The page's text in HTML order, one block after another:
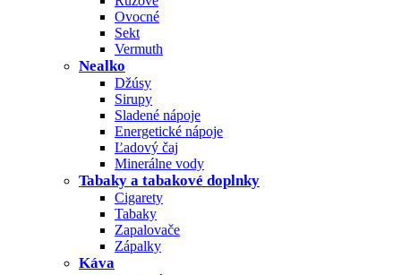
Ovocné
Sekt
Vermuth
Nealko
Džúsy
Sirupy
Sladené nápoje
Energetické nápoje
Ľadový čaj
Minerálne vody
Tabaky a tabakové doplnky
Cigarety
Tabaky
Zapalovače
Zápalky
Káva